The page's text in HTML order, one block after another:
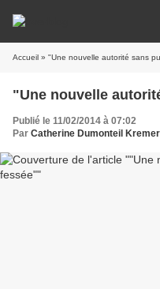
Accueil » "Une nouvelle autorité sans
"Une nouvelle
Publié le 11/02/2014 à 07:02
Par Catherine Dumonteil Kremer